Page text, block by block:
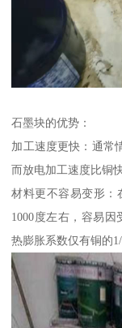
石墨块的优势：
加工速度更快：通常
而放电加工速度比铜
材料更不容易变形：
1000度左右，容易因
热膨胀系数仅有铜的1/